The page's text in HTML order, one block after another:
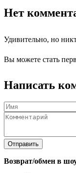
Нет
Удивительно, но
Вы можете стать
Написать
Отправить
Возврат/обмен в